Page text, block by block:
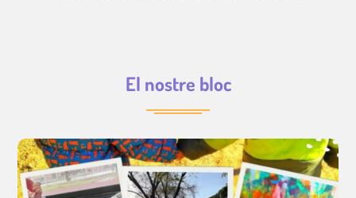
El nostre bloc